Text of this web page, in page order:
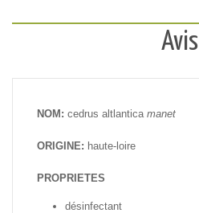
Avis
NOM: cedrus altlantica manet
ORIGINE: haute-loire
PROPRIETES
désinfectant